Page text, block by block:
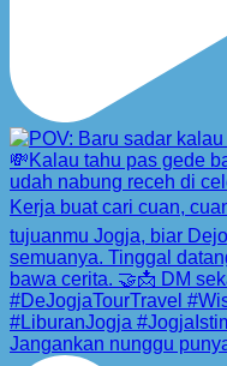
Jangankan nunggu